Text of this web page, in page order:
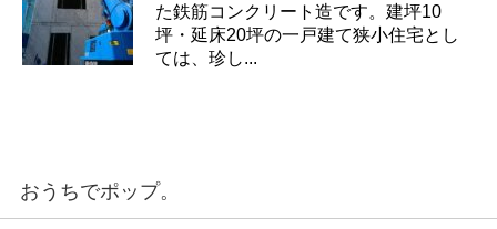
た鉄筋コンクリート造です。建坪10
坪・延床20坪の一戸建て狭小住宅とし
ては、珍し...
おうちでポップ。